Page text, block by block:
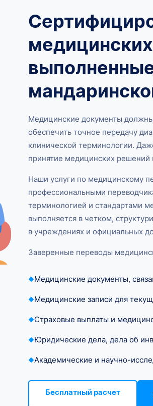
Медицинские документы
обеспечить точное передачу
клинической терминологии.
принятие медицинских решений
Наши услуги по медицинскому
профессиональными
терминологией и стандартами
выполняется в четком,
в учреждениях и официальных
Заверенные переводы
Медицинские документы,
Медицинские записи для
Страховые выплаты и
Юридические дела, дела об
Академические и научно-
Бесплатный расчет